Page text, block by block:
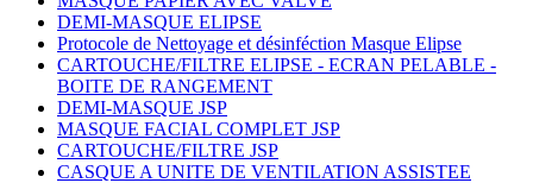
DEMI-MASQUE ELIPSE
Protocole de Nettoyage et désinféction Masque Elipse
CARTOUCHE/FILTRE ELIPSE - ECRAN PELABLE -
BOITE DE RANGEMENT
DEMI-MASQUE JSP
MASQUE FACIAL COMPLET JSP
CARTOUCHE/FILTRE JSP
CASQUE A UNITE DE VENTILATION ASSISTEE